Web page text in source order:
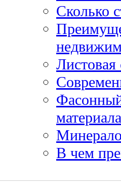
Сколько
Листовая
материала
В чем